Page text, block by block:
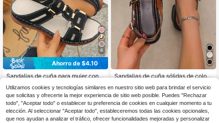
8
Ahorro de $4.10
Sandalias de cuña para mujer con p
ra el verano, diseño de moda negro
con remaches huecos, adecuadas
para playa y vacaciones
$10.80 -28% con cupón
Sandalias de cuña sólidas de color
mujer, sandalias de tiras de cuero ar
tificial de color marrón de moda par
a primavera y verano
$18.19 -23%
Utilizamos cookies y tecnologías similares en nuestro sitio web para brindar el servicio
que solicitas y ofrecerte la mejor experiencia de sitio web posible. Puedes "Rechazar
todo", "Aceptar todo" o establecer tu preferencia de cookies en cualquier momento a tu
elección. Al seleccionar "Aceptar todo", estableceremos todas las cookies opcionales,
que nos ayudan a analizar el tráfico, ofrecer funcionalidades mejoradas y personalizar